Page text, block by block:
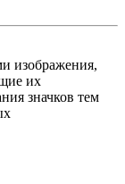
изображения,
их
значков тем